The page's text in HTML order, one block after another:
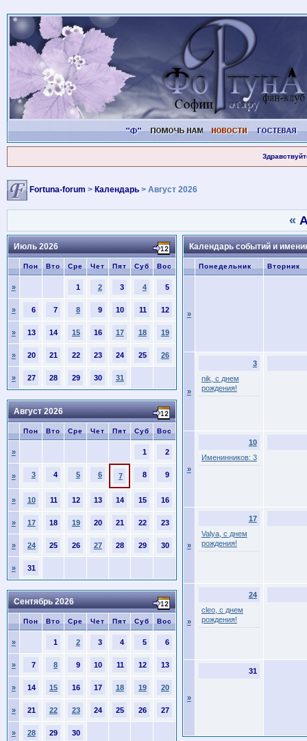
Fortuna-forum > Календарь> Август 2026
«
Июль 2026
Пон Вто Сре Чет Пят Суб Вос
» 1 2 3 4 5
» 6 7 8 9 10 11 12
» 13 14 15 16 17 18 19
» 20 21 22 23 24 25 26
» 27 28 29 30 31
Август 2026
Пон Вто Сре Чет Пят Суб Вос
» 1 2
» 3 4 5 6 7 8 9
» 10 11 12 13 14 15 16
» 17 18 19 20 21 22 23
» 24 25 26 27 28 29 30
» 31
Сентябрь 2026
Пон Вто Сре Чет Пят Суб Вос
» 1 2 3 4 5 6
» 7 8 9 10 11 12 13
» 14 15 16 17 18 19 20
» 21 22 23 24 25 26 27
» 28 29 30
Календарь событий и
Понедельник Вторник
»
»
3
nik, с днем
рождения!
»
10
Именинников: 3
»
17
Valya, с днем
рождения!
»
24
cleo, с днем
рождения!
»
31